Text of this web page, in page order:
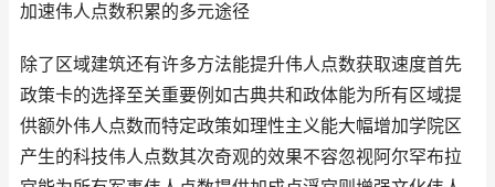
加速伟人点数积累的多元途径
除了区域建筑还有许多方法能提升伟人点数获取速度首先
政策卡的选择至关重要例如古典共和政体能为所有区域提
供额外伟人点数而特定政策如理性主义能大幅增加学院区
产生的科技伟人点数其次奇观的效果不容忽视阿尔罕布拉